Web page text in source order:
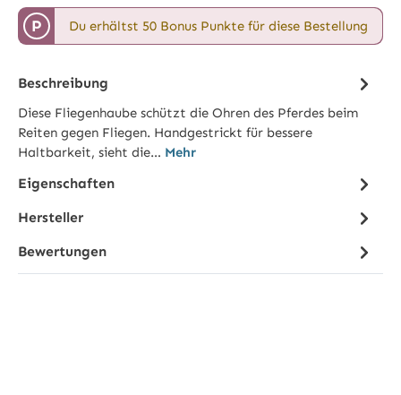
P Du erhältst 50 Bonus Punkte für diese Bestellung
Beschreibung
Diese Fliegenhaube schützt die Ohren des Pferdes beim
Reiten gegen Fliegen. Handgestrickt für bessere
Haltbarkeit, sieht die… Mehr
Eigenschaften
Hersteller
Bewertungen